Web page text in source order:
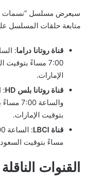
متابعة حلقات المسلسل
قناة روتانا دراما
الإمارات.
قناة روتانا بلس HD
بتوقيت الإمارات.
قناة LBCI
مساءً بتوقيت السعودية، والساعة 9:00
القنوات